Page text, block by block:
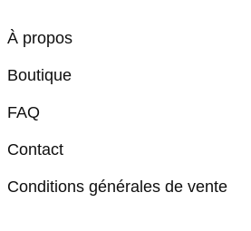
À propos
Boutique
FAQ
Contact
Conditions générales de vente